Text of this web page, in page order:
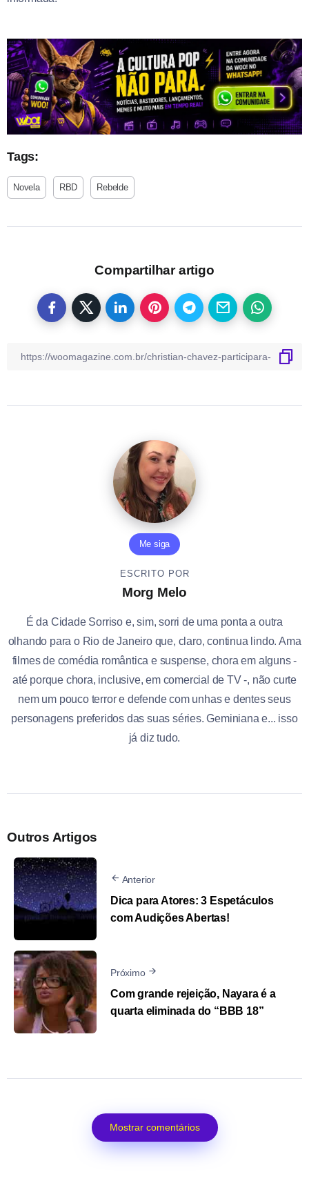
Tags:
Novela RBD Rebelde
Compartilhar artigo
Me siga
ESCRITO POR
Morg Melo
É da Cidade Sorriso e, sim, sorri de uma ponta a outra
olhando para o Rio de Janeiro que, claro, continua lindo. Ama
filmes de comédia romântica e suspense, chora em alguns -
até porque chora, inclusive, em comercial de TV -, não curte
nem um pouco terror e defende com unhas e dentes seus
personagens preferidos das suas séries. Geminiana e... isso
já diz tudo.
Outros Artigos
Anterior
Dica para Atores: 3 Espetáculos
com Audições Abertas!
Próximo
Com grande rejeição, Nayara é a
quarta eliminada do “BBB 18”
Mostrar comentários